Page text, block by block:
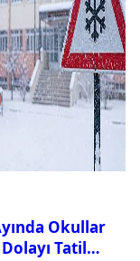
Okullar
Tatil